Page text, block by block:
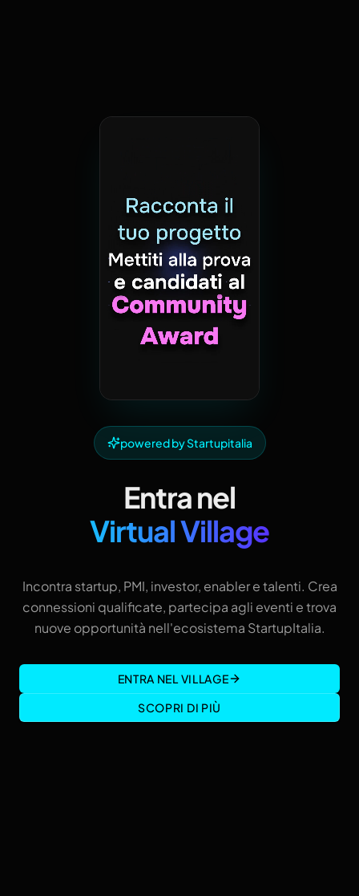
powered by Startupitalia
Entra nel
Virtual Village
Incontra startup, PMI, investor, enabler e talenti. Crea
connessioni qualificate, partecipa agli eventi e trova
nuove opportunità nell'ecosistema StartupItalia.
ENTRA NEL VILLAGE
SCOPRI DI PIÙ